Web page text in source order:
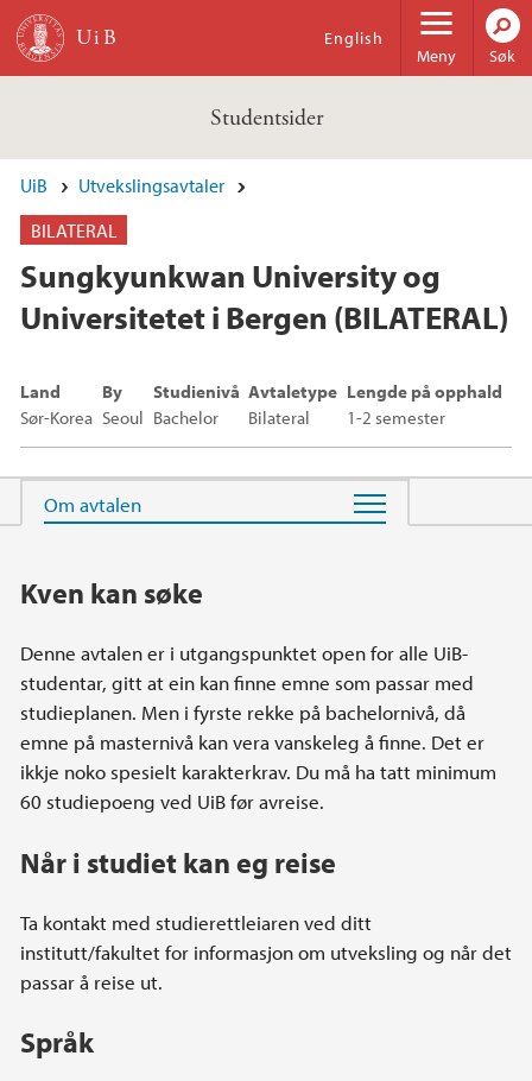
Hopp til hovedinnhold
Meny
English
Søk
Studentsider
UiB
Utvekslingsavtaler
BILATERAL
Sungkyunkwan University og
Universitetet i Bergen (BILATERAL)
Land
Sør-Korea
By
Seoul
Studienivå
Bachelor
Avtaletype
Bilateral
Lengde på opphald
1-2 semester
Hovedinnhold
Kven kan søke
Denne avtalen er i utgangspunktet open for alle UiB-
studentar, gitt at ein kan finne emne som passar med
studieplanen. Men i fyrste rekke på bachelornivå, då
emne på masternivå kan vera vanskeleg å finne. Det er
ikkje noko spesielt karakterkrav. Du må ha tatt minimum
60 studiepoeng ved UiB før avreise.
Når i studiet kan eg reise
Ta kontakt med studierettleiaren ved ditt
institutt/fakultet for informasjon om utveksling og når det
passar å reise ut.
Språk